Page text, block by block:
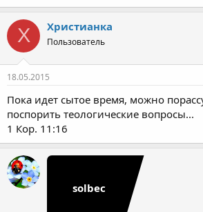
Х Христианка
Пользователь
18.05.2015
Пока идет сытое время, можно
поспорить теологические вопросы...
1 Кор. 11:16
solbec